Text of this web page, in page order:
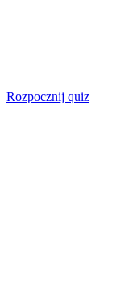
Rozpocznij quiz